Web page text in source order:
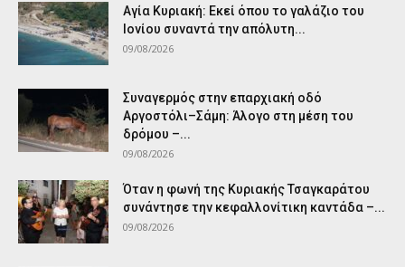
Αγία Κυριακή: Εκεί όπου το γαλάζιο του
Ιονίου συναντά την απόλυτη...
09/08/2026
Συναγερμός στην επαρχιακή οδό
Αργοστόλι–Σάμη: Άλογο στη μέση του
δρόμου –...
09/08/2026
Όταν η φωνή της Κυριακής Τσαγκαράτου
συνάντησε την κεφαλλονίτικη καντάδα –...
09/08/2026